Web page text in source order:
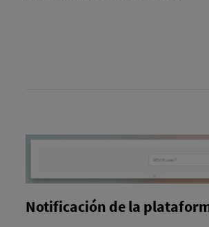
Notificación de la